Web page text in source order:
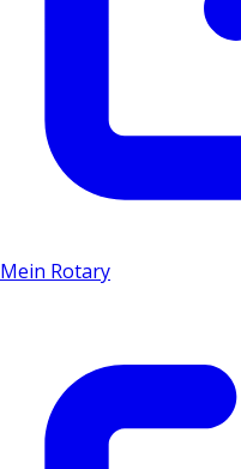
Mein Rotary